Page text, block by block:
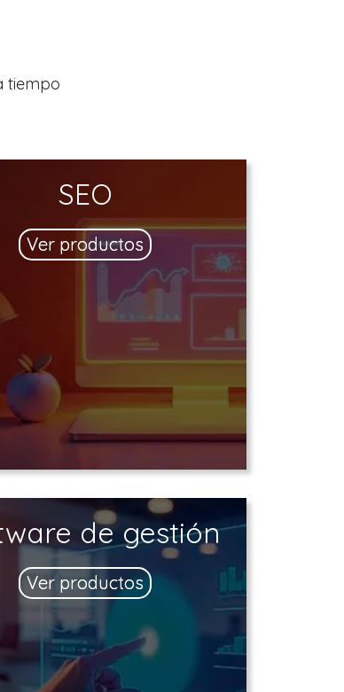
tiempo
SEO
Ver productos
de gestión
Ver productos